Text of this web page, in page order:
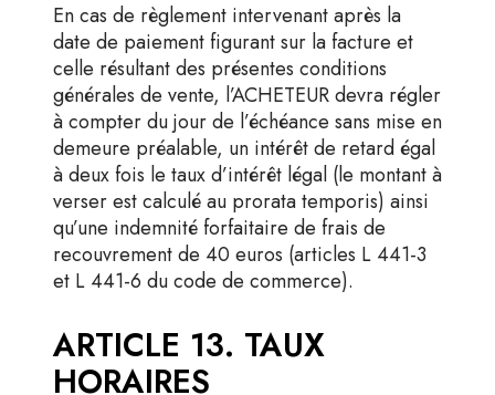
En cas de règlement intervenant après la
date de paiement figurant sur la facture et
celle résultant des présentes conditions
générales de vente, l’ACHETEUR devra régler
à compter du jour de l’échéance sans mise en
demeure préalable, un intérêt de retard égal
à deux fois le taux d’intérêt légal (le montant à
verser est calculé au prorata temporis) ainsi
qu’une indemnité forfaitaire de frais de
recouvrement de 40 euros (articles L 441-3
et L 441-6 du code de commerce).
ARTICLE 13. TAUX
HORAIRES